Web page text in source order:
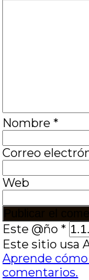
Nombre *
Correo
Web
Este @ño *
Este sitio usa
Aprende
comentarios.